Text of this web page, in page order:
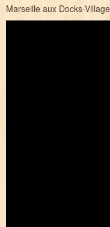
Marseille aux Docks-